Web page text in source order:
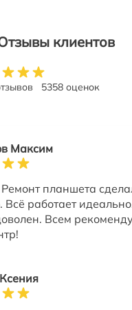
клиентов
5358 оценок
Максим
планшета
Всё работает
Всем